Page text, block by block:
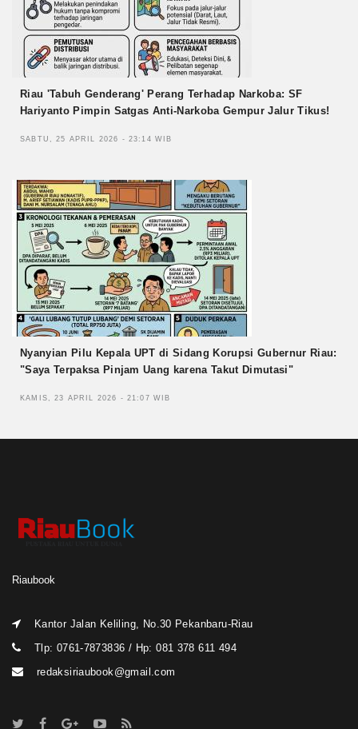
Riau 'Tabuh Genderang' Perang Terhadap Narkoba: SF
Hariyanto Pimpin Satgas Anti-Narkoba Gempur Jalur Tikus!
SABTU, 25 APRIL 2026 - 23:14 WIB
Nyanyian Pilu Kepala UPT di Sidang Korupsi Gubernur Riau:
"Saya Terpaksa Pinjam Uang karena Takut Dimutasi"
KAMIS, 23 APRIL 2026 - 21:07 WIB
Riaubook
Kantor Jalan Keliling, No.30 Pekanbaru-Riau
Tlp: 0761-7873836 / Hp: 081 378 611 494
redaksiriaubook@gmail.com